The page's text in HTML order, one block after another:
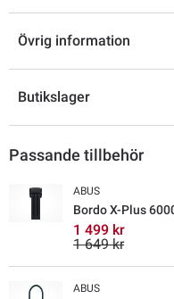
Övrig information
Butikslager
Passande tillbehör
ABUS
Bordo X-Plus
1 499 kr
1 649 kr
ABUS